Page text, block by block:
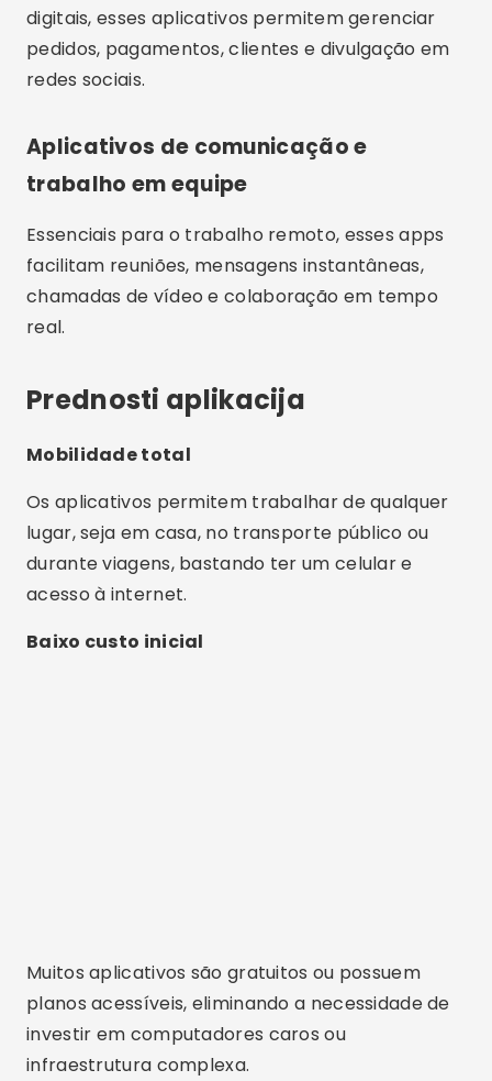
digitais, esses aplicativos permitem gerenciar
pedidos, pagamentos, clientes e divulgação em
redes sociais.
Aplicativos de comunicação e
trabalho em equipe
Essenciais para o trabalho remoto, esses apps
facilitam reuniões, mensagens instantâneas,
chamadas de vídeo e colaboração em tempo
real.
Prednosti aplikacija
Mobilidade total
Os aplicativos permitem trabalhar de qualquer
lugar, seja em casa, no transporte público ou
durante viagens, bastando ter um celular e
acesso à internet.
Baixo custo inicial
Muitos aplicativos são gratuitos ou possuem
planos acessíveis, eliminando a necessidade de
investir em computadores caros ou
infraestrutura complexa.